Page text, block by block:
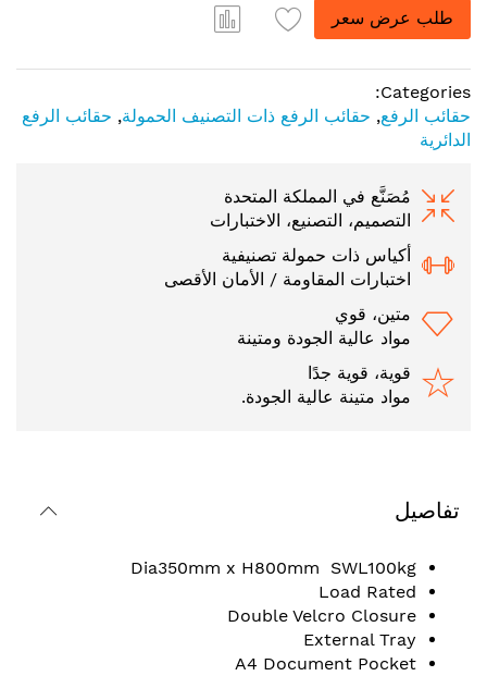
طلب عرض سعر
Categories:
حقائب الرفع, حقائب الرفع ذات التصنيف الحمولة, حقائب الرفع
الدائرية
مُصَنَّع في المملكة المتحدة
التصميم، التصنيع، الاختبارات
أكياس ذات حمولة تصنيفية
اختبارات المقاومة / الأمان الأقصى
متين، قوي
مواد عالية الجودة ومتينة
قوية، قوية جدًا
مواد متينة عالية الجودة.
تفاصيل
Dia350mm x H800mm SWL100kg
Load Rated
Double Velcro Closure
External Tray
A4 Document Pocket